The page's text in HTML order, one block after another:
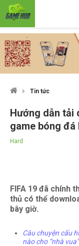
Tin tức
Hướng dẫn tải
game bóng đá
Hard
FIFA 19 đã chính
thủ có thể
bây giờ.
Câu chuyện cấu
nào cho “nhà